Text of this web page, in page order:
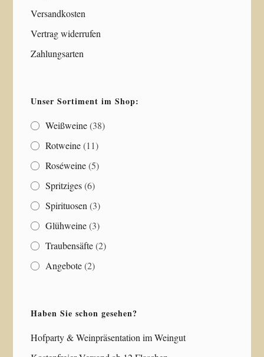
Versandkosten
Vertrag widerrufen
Zahlungsarten
Unser Sortiment im Shop:
Weißweine (38)
Rotweine (11)
Roséweine (5)
Spritziges (6)
Spirituosen (3)
Glühweine (3)
Traubensäfte (2)
Angebote (2)
Haben Sie schon gesehen?
Hofparty & Weinpräsentation im Weingut